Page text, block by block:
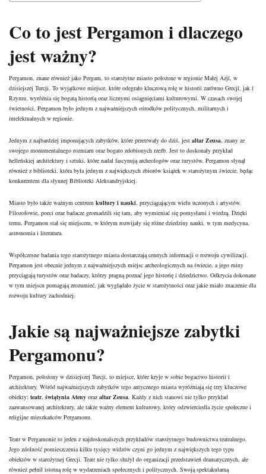
Co to jest Pergamon i dlaczego
jest ważny?
Pergamon, znane również jako Pergam, to starożytne miasto położone w regionie Małej Azji, w
dzisiejszej Turcji. To wyjątkowe miejsce, które odegrało kluczową rolę w historii zarówno Grecji, jak i
Rzymu, wyróżnia się bogatą historią oraz licznymi osiągnięciami kulturowymi. W czasach swojej
świetności, Pergamon było jednym z najważniejszych ośrodków politycznych, militarnych i
intelektualnych w regionie.
Jednym z najbardziej imponujących zabytków, które przetrwały do dziś, jest altar Zeusa , znany ze
swojego monumentalnego rozmiaru oraz bogato zdobionych rzeźb. Jest to doskonały przykład
helleńskiej architektury i sztuki, które nadal fascynują archeologów oraz turystów. Pergamon słynął
również z biblioteki, która była jednym z największych zbiorów książek w starożytnym świecie, będąc
konkurentem dla słynnej Biblioteki Aleksandryjskiej.
Miasto było także ważnym centrum kultury i nauki , przyciągającym wielu uczonych i artystów.
Filozofowie, poeci oraz badacze gromadzili się tam, aby wymieniać się pomysłami i wiedzą. Dzięki
temu, Pergamon stał się miejscem, w którym rozwijały się różne dziedziny nauki, w tym medycyna,
astronomia i literatura.
Współczesne badania tego starożytnego miasta dostarczają cennych informacji o rozwoju cywilizacji.
Pergamon jest obecnie jednym z najważniejszych miejsc archeologicznych na świecie, a jego ruiny
przyciągają turystów oraz badaczy, którzy pragną poznać jego historię i dziedzictwo. Odkrycia dokonane
w tym miejscu pomagają zrozumieć, jak wyglądało życie w starożytności oraz jakie miało znaczenie dla
rozwoju kultury zachodniej.
Jakie są najważniejsze zabytki
Pergamonu?
Pergamon, położony w dzisiejszej Turcji, to miejsce, które kryje w sobie bogactwo historii i
architektury. Wśród najważniejszych zabytków tego antycznego miasta wyróżniają się trzy kluczowe
obiekty: teatr, świątynia Ateny oraz altar Zeusa . Każdy z nich stanowi nie tylko przykład
zaawansowanej architektury, ale także ważny element kulturowy, który odzwierciedla życie społeczne i
religijne mieszkańców Pergamonu.
Teatr w Pergamonie to jeden z najdoskonalszych przykładów starożytnego budownictwa teatralnego.
Jego zdolność pomieszczenia kilku tysięcy widzów czyni go jednym z największych tego typu
obiektów w starożytnej Grecji. Teatr nie tylko służył do organizacji przedstawień dramatycznych, ale
również pełnił istotną rolę w wydarzeniach społecznych i politycznych. Swoją spektakularną